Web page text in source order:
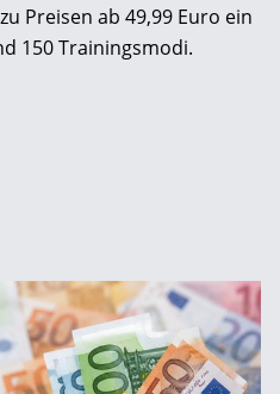
Preisen ab 49,99 Euro ein
150 Trainingsmodi.